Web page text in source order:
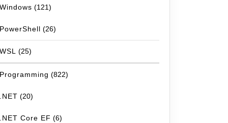
Windows (121)
PowerShell (26)
WSL (25)
Programming (822)
.NET (20)
.NET Core EF (6)